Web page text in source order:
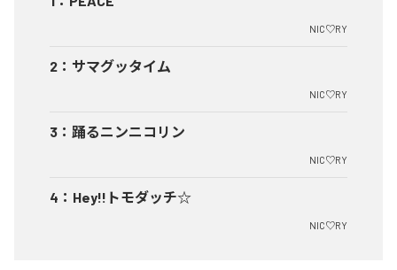
NIC♡RY
2 ： サマグッタイム
NIC♡RY
3 ： 踊るニンニコリン
NIC♡RY
4 ： Hey!!トモダッチ☆
NIC♡RY